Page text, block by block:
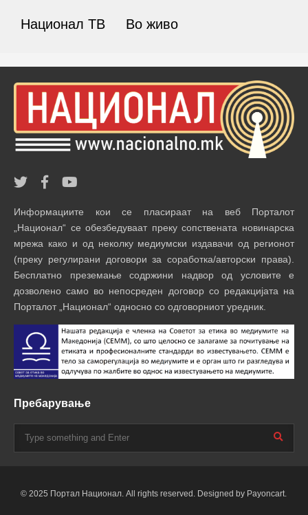
Национал ТВ Во живо
Информациите кои се пласираат на веб Порталот
„Национал“ се обезбедуваат преку сопствената новинарска
мрежа како и од неколку медиумски издавачи од регионот
(преку регулирани договори за соработка/авторски права).
Бесплатно преземање содржини надвор од условите е
дозволено само во непосреден договор со редакцијата на
Порталот „Национал“ односно со одговорниот уредник.
Пребарување
© 2025 Портал Национал. All rights reserved. Designed by Payoncart.